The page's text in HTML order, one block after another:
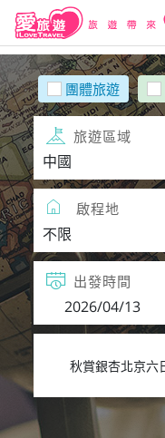
團體旅遊
旅遊區域
啟程地
出發時間